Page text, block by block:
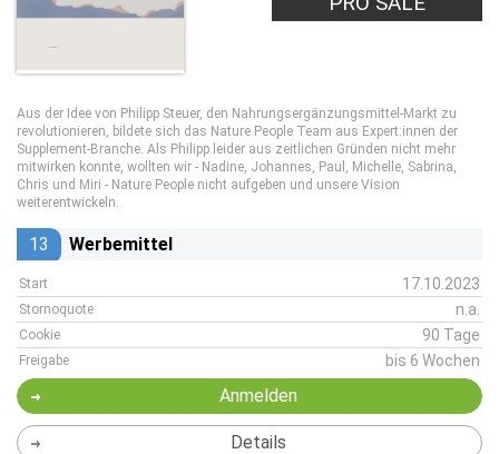
Aus der Idee von Philipp Steuer, den Nahrungsergänzungsmittel-Markt zu
revolutionieren, bildete sich das Nature People Team aus Expert:innen der
Supplement-Branche. Als Philipp leider aus zeitlichen Gründen nicht mehr
mitwirken konnte, wollten wir - Nadine, Johannes, Paul, Michelle, Sabrina,
Chris und Miri - Nature People nicht aufgeben und unsere Vision
weiterentwickeln.
13 Werbemittel
Start 17.10.2023
Stornoquote n.a.
Cookie 90 Tage
Freigabe bis 6 Wochen
Anmelden
Details